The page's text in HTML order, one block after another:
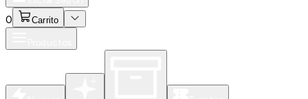
0 Carrito